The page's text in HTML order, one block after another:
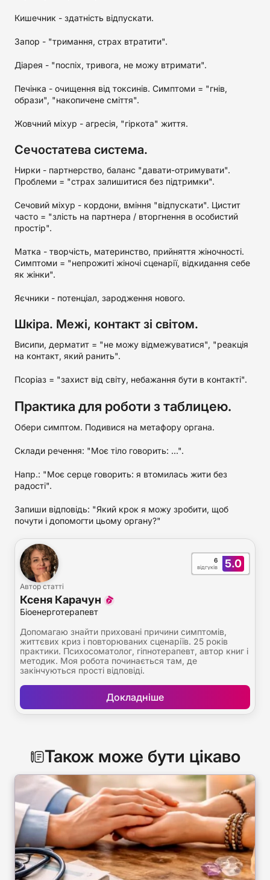
Кишечник - здатність відпускати.
Запор - "тримання, страх втратити".
Діарея - "поспіх, тривога, не можу втримати".
Печінка - очищення від токсинів. Симптоми = "гнів,
образи", "накопичене сміття".
Жовчний міхур - агресія, "гіркота" життя.
Сечостатева система.
Нирки - партнерство, баланс "давати-отримувати".
Проблеми = "страх залишитися без підтримки".
Сечовий міхур - кордони, вміння "відпускати". Цистит
часто = "злість на партнера / вторгнення в особистий
простір".
Матка - творчість, материнство, прийняття жіночності.
Симптоми = "непрожиті жіночі сценарії, відкидання себе
як жінки".
Яєчники - потенціал, зародження нового.
Шкіра. Межі, контакт зі світом.
Висипи, дерматит = "не можу відмежуватися", "реакція
на контакт, який ранить".
Псоріаз = "захист від світу, небажання бути в контакті".
Практика для роботи з таблицею.
Обери симптом. Подивися на метафору органа.
Склади речення: "Моє тіло говорить: ...".
Напр.: "Моє серце говорить: я втомилась жити без
радості".
Запиши відповідь: "Який крок я можу зробити, щоб
почути і допомогти цьому органу?"
Автор статті
Ксеня Карачун
Біоенерготерапевт
5.0
6
відгуків
Докладніше
Допомагаю знайти приховані причини симптомів,
життєвих криз і повторюваних сценаріїв. 25 років
практики. Психосоматолог, гіпнотерапевт, автор книг і
методик. Моя робота починається там, де
закінчуються прості відповіді.
Також може бути цікаво